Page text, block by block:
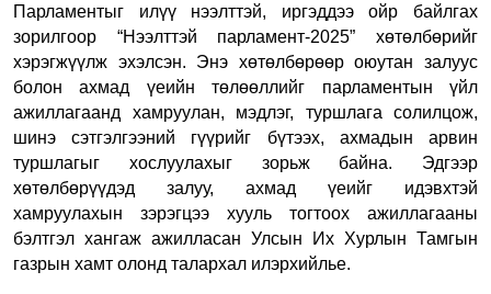
Парламентыг илүү нээлттэй, иргэддээ ойр байлгах
зорилгоор “Нээлттэй парламент-2025” хөтөлбөрийг
хэрэгжүүлж эхэлсэн. Энэ хөтөлбөрөөр оюутан залуус
болон ахмад үеийн төлөөллийг парламентын үйл
ажиллагаанд хамруулан, мэдлэг, туршлага солилцож,
шинэ сэтгэлгээний гүүрийг бүтээх, ахмадын арвин
туршлагыг хослуулахыг зорьж байна. Эдгээр
хөтөлбөрүүдэд залуу, ахмад үеийг идэвхтэй
хамруулахын зэрэгцээ хууль тогтоох ажиллагааны
бэлтгэл хангаж ажилласан Улсын Их Хурлын Тамгын
газрын хамт олонд талархал илэрхийлье.